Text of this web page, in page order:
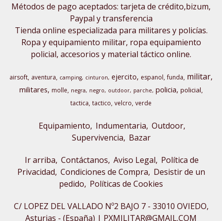
Métodos de pago aceptados: tarjeta de crédito,bizum,
Paypal y transferencia
Tienda online especializada para militares y policías.
Ropa y equipamiento militar, ropa equipamiento
policial, accesorios y material táctico online.
airsoft aventura camping cinturon ejercito espanol funda militar
militares molle negra negro outdoor parche policia policial
tactica tactico velcro verde
Equipamiento Indumentaria Outdoor,
Supervivencia Bazar
Ir arriba Contáctanos Aviso Legal Política de
Privacidad Condiciones de Compra Desistir de un
pedido Políticas de Cookies
C/ LOPEZ DEL VALLADO Nº2 BAJO 7 - 33010 OVIEDO,
Asturias - (España) | PXMILITAR@GMAIL.COM